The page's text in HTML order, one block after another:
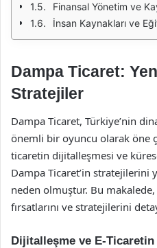
Finansal Yönetim ve
İnsan Kaynakları ve
Dampa Ticaret:
Stratejiler
Dampa Ticaret, Türkiye’nin
önemli bir oyuncu olarak öne
ticaretin dijitalleşmesi ve
Dampa Ticaret’in stratejilerini
neden olmuştur. Bu
fırsatlarını ve stratejilerini
Dijitalleşme ve E-